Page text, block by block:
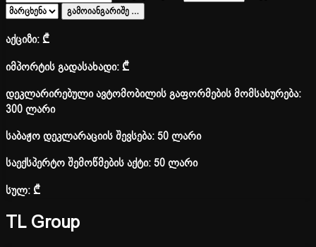
გამოიანგარიშე …
აქციზი:₾
იმპორტის გადასახადი:₾
დეკლარირებული ავტომობილის გაფორმების მომსახურება:
300 ლარი
საბაჟო დეკლარაციის შევსება: 50 ლარი
საექსპერტო შემოწმების აქტი: 50 ლარი
სულ:₾
TL Group